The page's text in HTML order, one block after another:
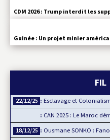
CDM 2026 : Trump interdit les
Guinée : Un projet minier
22/12/25
Esclavage et
CAN 2025 : Le Maroc
18/12/25 Ousmane SONKO :